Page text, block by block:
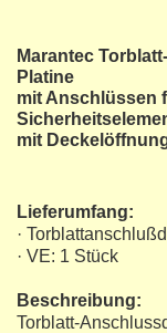
Marantec
Platine
mit Anschlüssen
mit
Lieferumfang:
·
· VE: 1 Stück
Beschreibung:
Torblatt-